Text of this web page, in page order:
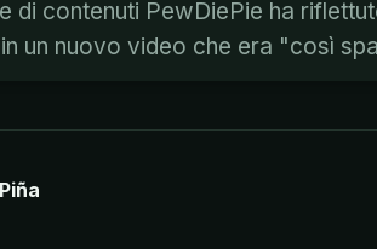
di contenuti PewDiePie ha
un nuovo video che era "così